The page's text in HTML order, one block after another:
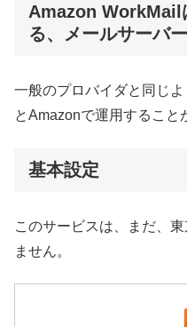
Amazon WorkMail
る、メールサーバー
一般のプロバイダと同じ
とAmazonで運用すること
基本設定
このサービスは、まだ、
ません。